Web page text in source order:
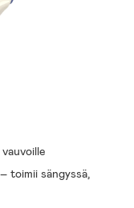
toimii sängyssä,